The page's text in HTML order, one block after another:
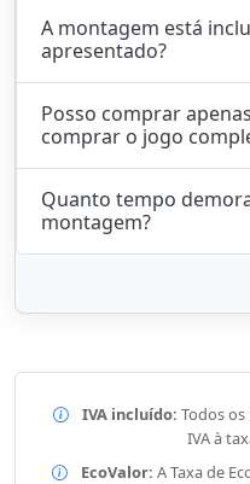
A montagem está
apresentado?
Posso comprar
comprar o jogo
Quanto tempo
montagem?
IVA incluído: Todos
IVA à
EcoValor: A Taxa de